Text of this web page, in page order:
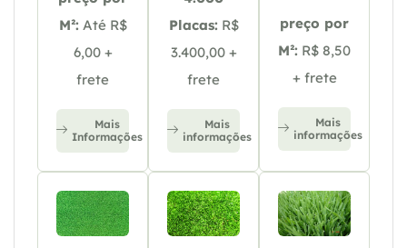
M²: Até R$
6,00 +
frete
Mais
Informações
Placas: R$
3.400,00 +
frete
Mais
informações
preço por
M²: R$ 8,50
+ frete
Mais
informações